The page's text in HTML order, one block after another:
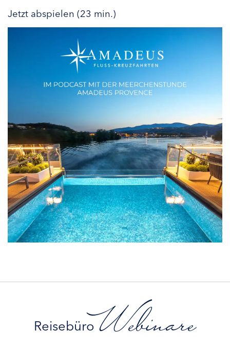
Jetzt abspielen (23 min.)
Reisebüro Webinare